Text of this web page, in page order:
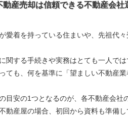
動産売却は信頼できる不動産会社
愛着を持っている住まいや、先祖代
関する手続きや実務はとても一人で
ても、何を基準に「望ましい不動産
目安の1つとなるのが、各不動産会社
動産屋の場合、初回から資料も準備